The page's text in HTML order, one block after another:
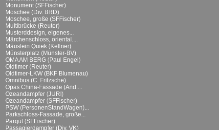
Monument (SFFischer)
Moschee (Div. BRD)
Moschee, große (SFFischer)
Multibrücke (Reuter)
Musterddesign, eigenes...
Märchenschloss, oriental....
Mäuslein Quiek (Kellner)
Münsterplatz (Münster-BV)
OMA AM BERG (Paul Engel)
Oldtimer (Reuter)
Oldtimer-LKW (BKF Blumenau)
Omnibus (C. Fritzsche)
Opas China-Fassade (And....
Ozeandampfer (JURI)
Ozeandampfer (SFFischer)
PSW (PersonenStandWagen)...
Parkschloss-Fassade, große...
Parqüt (SFFischer)
Passagierdampfer (Div. VK)